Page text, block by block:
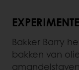
Bakker Barry
bakken van